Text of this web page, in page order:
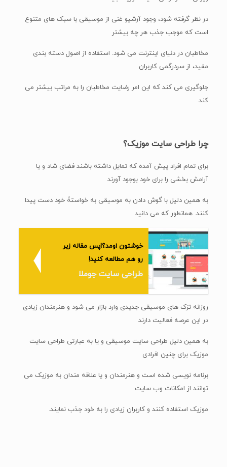
در نظر گرفته شود، وجود آرشیو غنی از موسیقی با سبک های متنوع
است که موجب جذب هر چه بیشتر
مخاطبان در دنیای اینترنت می شود. استفاده از اصول دسته بندی
مفید، از سردرگمی کاربران
جلوگیری می کند که این امر رضایت مخاطبان را به مراتب بیشتر می
کند.
چرا طراحی سایت موزیک؟
برای تمام افراد پیش آمده که تمایل داشته باشند فضای شاد و یا
آرامش بخشی را برای خود بوجود آورند
به همین دلیل با گوش دادن به موسیقی به خواستۀ خود دست پیدا
کنند. همانطور که می دانید
خوشتون اومد؟!پس مقاله زیر
رو هم مطالعه کنید!
طراحی سایت جوملا
روزانه ترَک های موسیقی جدیدی وارد بازار می شود و هنرمندان زیادی
در این عرصه فعالیت دارند
به همین دلیل طراحی سایت موسیقی و یا به عبارتی طراحی سایت
موزیک برای چنین افرادی
برنامه نویسی شده است و هنرمندان و یا علاقه مندان به موزیک می
توانند از امکانات وب سایت
موزیک استفاده کنند و کاربران زیادی را به خود جذب نمایند.